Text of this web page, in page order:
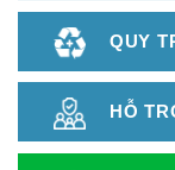
QUY
HỖ